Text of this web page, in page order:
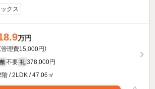
クス
万円
管理費15,000円）
敷 不要 礼 378,000円
階 / 2LDK / 47.06㎡